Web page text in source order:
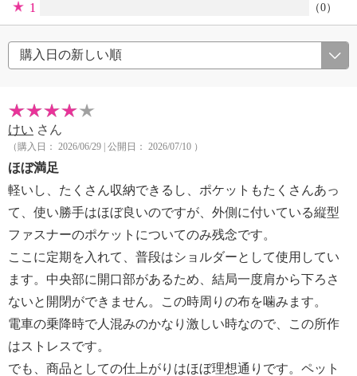
1 （0）
けい さん
（購入日： 2026/06/29 | 公開日： 2026/07/10 ）
ほぼ満足
軽いし、たくさん収納できるし、ポケットもたくさんあっ
て、使い勝手はほぼ良いのですが、外側に付いている縦型
ファスナーのポケットについてのみ残念です。
ここに定期を入れて、普段はショルダーとして使用してい
ます。中央部に開口部があるため、結局一度肩から下ろさ
ないと開閉ができません。この時周りの布を噛みます。
電車の乗降時で人混みのかなり激しい時なので、この所作
はストレスです。
でも、商品としての仕上がりはほぼ理想通りです。ペット